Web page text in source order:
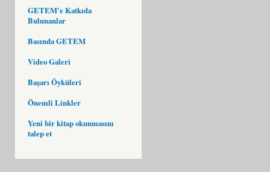
GETEM'e Katkıda
Bulunanlar
Basında GETEM
Video Galeri
Başarı Öyküleri
Önemli Linkler
Yeni bir kitap okunmasını
talep et